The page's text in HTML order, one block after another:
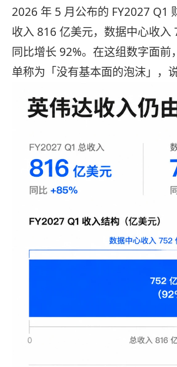
2026 年 5 月公布的 FY2027 Q1
收入 816 亿美元，数据中心收入
同比增长 92%。在这组数字面前
单称为「没有基本面的泡沫」，